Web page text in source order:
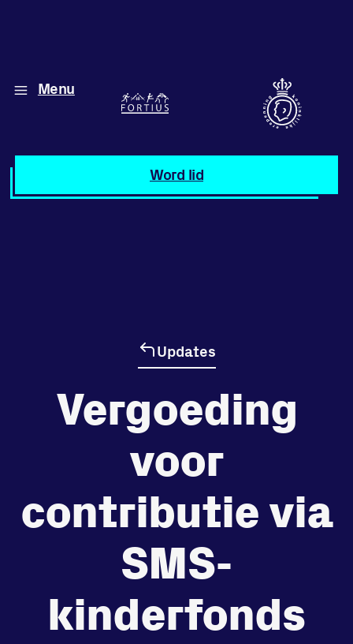
Menu
Word lid
Diverse disciplines
Atletiek
Beheersde
tegenstander
Prestaties op afstanden
zet je samen
Running
Updates
Vergoeding
voor
contributie via
SMS-
kinderfonds